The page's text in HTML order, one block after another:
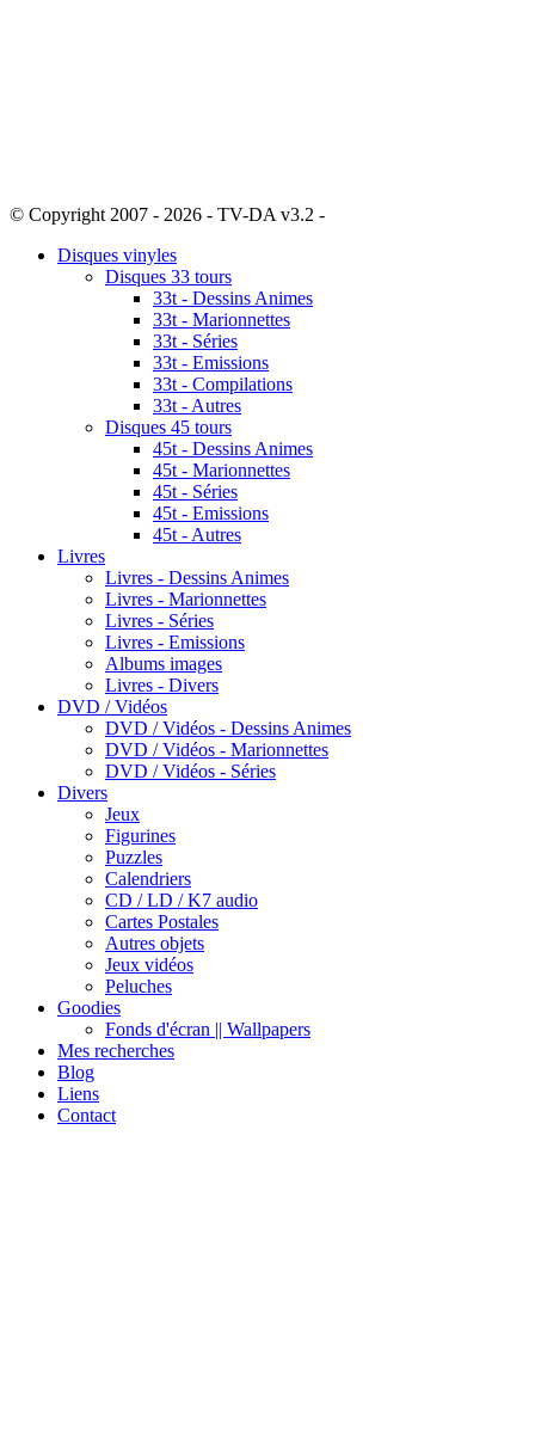
© Copyright 2007 - 2026 - TV-DA v3.2 -
Disques vinyles
Disques 33 tours
33t - Dessins Animes
33t - Marionnettes
33t - Séries
33t - Emissions
33t - Compilations
33t - Autres
Disques 45 tours
45t - Dessins Animes
45t - Marionnettes
45t - Séries
45t - Emissions
45t - Autres
Livres
Livres - Dessins Animes
Livres - Marionnettes
Livres - Séries
Livres - Emissions
Albums images
Livres - Divers
DVD / Vidéos
DVD / Vidéos - Dessins Animes
DVD / Vidéos - Marionnettes
DVD / Vidéos - Séries
Divers
Jeux
Figurines
Puzzles
Calendriers
CD / LD / K7 audio
Cartes Postales
Autres objets
Jeux vidéos
Peluches
Goodies
Fonds d'écran || Wallpapers
Mes recherches
Blog
Liens
Contact